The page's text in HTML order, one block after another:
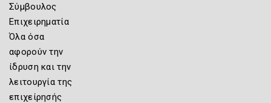
Σύμβουλος
Επιχειρηματία
Όλα όσα
αφορούν την
ίδρυση και την
λειτουργία της
επιχείρησής